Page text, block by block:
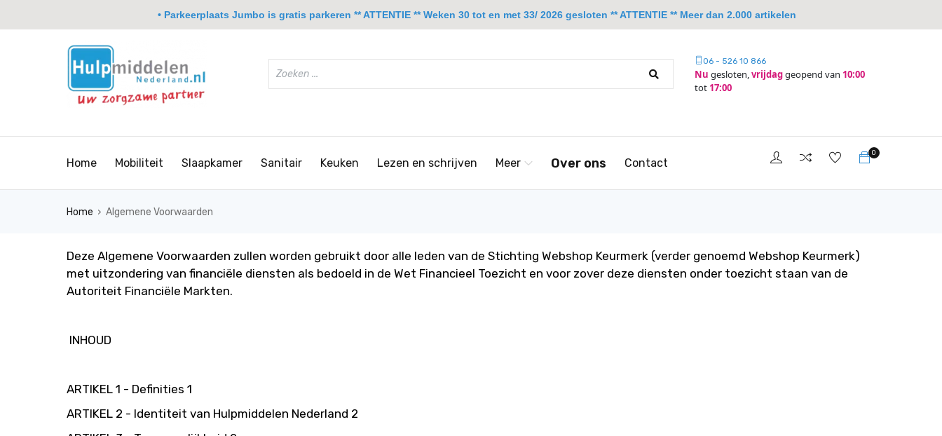
06 - 526 10 866
Nu gesloten, vrijdaggeopend van 10:00
tot 17:00
Home Mobiliteit Slaapkamer Sanitair Keuken Lezen en schrijven Meer Over ons Contact
0
Home › Algemene Voorwaarden
Deze Algemene Voorwaarden zullen worden gebruikt door alle leden van de Stichting Webshop Keurmerk (verder genoemd Webshop Keurmerk)
met uitzondering van financiële diensten als bedoeld in de Wet Financieel Toezicht en voor zover deze diensten onder toezicht staan van de
Autoriteit Financiële Markten.
INHOUD
ARTIKEL 1 - Definities 1
ARTIKEL 2 - Identiteit van Hulpmiddelen Nederland 2
• Parkeerplaats Jumbo is gratis parkeren ** ATTENTIE ** Weken 30 tot en met 33/ 2026 gesloten ** ATTENTIE ** Meer dan 2.000 artikelen